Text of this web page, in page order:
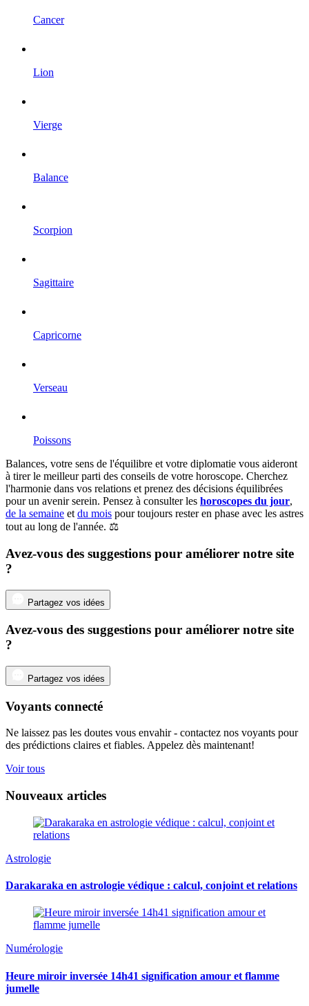
Cancer
Lion
Vierge
Balance
Scorpion
Sagittaire
Capricorne
Verseau
Poissons
Balances, votre sens de l'équilibre et votre diplomatie vous aideront
à tirer le meilleur parti des conseils de votre horoscope. Cherchez
l'harmonie dans vos relations et prenez des décisions équilibrées
pour un avenir serein. Pensez à consulter les horoscopes du jour,
de la semaine et du mois pour toujours rester en phase avec les astres
tout au long de l'année. ⚖️
Avez-vous des suggestions pour améliorer notre site
?
Partagez vos idées
Avez-vous des suggestions pour améliorer notre site
?
Partagez vos idées
Voyants connecté
Ne laissez pas les doutes vous envahir - contactez nos voyants pour
des prédictions claires et fiables. Appelez dès maintenant!
Voir tous
Nouveaux articles
Astrologie
Darakaraka en astrologie védique : calcul, conjoint et relations
Numérologie
Heure miroir inversée 14h41 signification amour et flamme
jumelle